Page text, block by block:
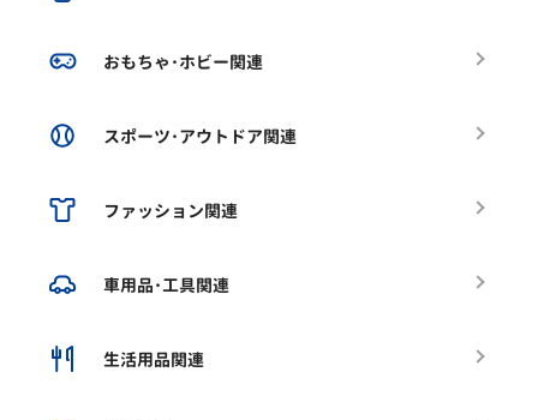
おもちゃ･ホビー関連
スポーツ･アウトドア関連
ファッション関連
車用品･工具関連
生活用品関連